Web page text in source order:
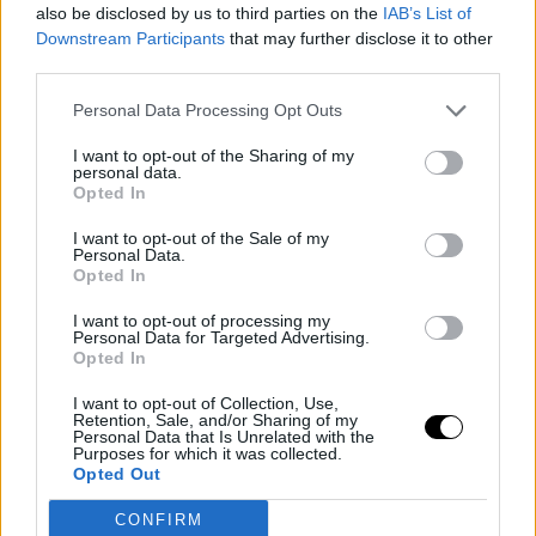
also be disclosed by us to third parties on the IAB’s List of
Downstream Participants that may further disclose it to other
Personal Data Processing Opt Outs
I want to opt-out of the Sharing of my
personal data.
Opted In
I want to opt-out of the Sale of my
Personal Data.
Opted In
I want to opt-out of processing my
Personal Data for Targeted Advertising.
Opted In
I want to opt-out of Collection, Use,
Retention, Sale, and/or Sharing of my
Personal Data that Is Unrelated with the
Purposes for which it was collected.
Opted Out
CONFIRM
2022